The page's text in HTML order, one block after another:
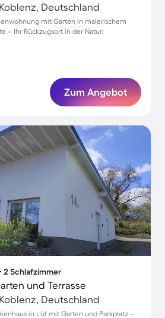
Deutschland
mit Garten in malerischem
– Ihr Rückzugsort in der Natur!
Zum Angebot
2 Schlafzimmer
und Terrasse
Deutschland
in Löf mit Garten und Parkplatz –